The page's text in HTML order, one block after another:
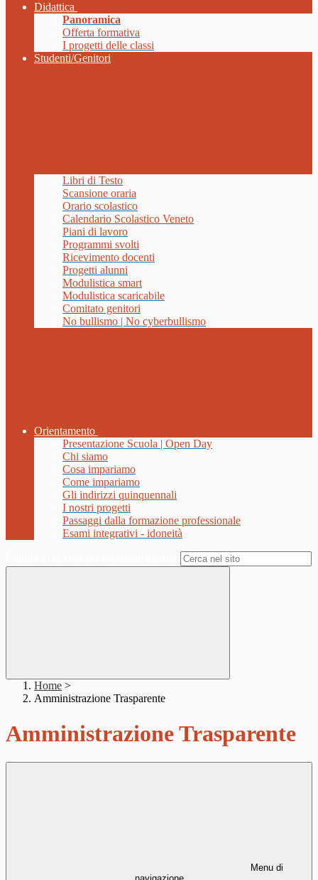
Didattica
Panoramica
Offerta formativa
I progetti delle classi
Studenti/Genitori
Libri di Testo
Scansione oraria
Orario scolastico
Calendario Scolastico Veneto
Piani di lavoro
Programmi svolti
Ricevimento docenti
Progetti alunni
Modulistica smart
Modulistica scaricabile
Comitato genitori
No bullismo | No cyberbullismo
Orientamento
Presentazione Scuola | Open Day
Chi siamo
Cosa impariamo
Come impariamo
Gli indirizzi quinquennali
I nostri progetti
Passaggi dalla formazione professionale
Esami integrativi - idoneità
Home >
Amministrazione Trasparente
Amministrazione Trasparente
Menu di